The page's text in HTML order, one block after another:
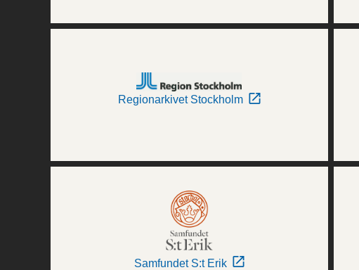
Regionarkivet Stockholm
Samfundet S:t Erik